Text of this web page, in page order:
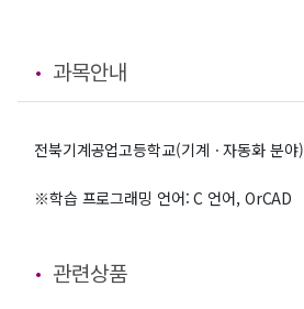
과목안내
전북기계공업고등학교(기계ㆍ자동화 분야)
※학습 프로그래밍 언어: C 언어, OrCAD
관련상품